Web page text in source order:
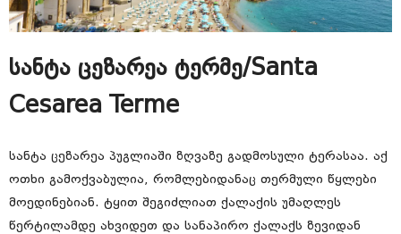
სანტა ცეზარეა ტერმე/Santa
Cesarea Terme
სანტა ცეზარეა პუგლიაში ზღვაზე გადმოსული ტერასაა. აქ
ოთხი გამოქვაბულია, რომლებიდანაც თერმული წყლები
მოედინებიან. ტყით შეგიძლიათ ქალაქის უმაღლეს
წერტილამდე ახვიდეთ და სანაპირო ქალაქს ზევიდან